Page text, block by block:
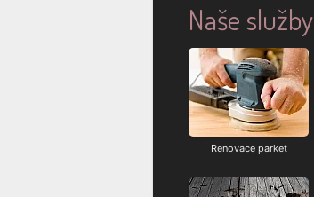
Naše služby
Renovace parket